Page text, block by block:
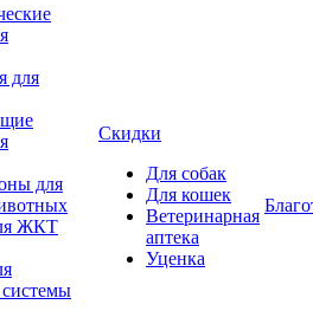
для
для
ЖКТ
Скидки
Для собак
Для кошек
Ветеринарная
аптека
Уценка